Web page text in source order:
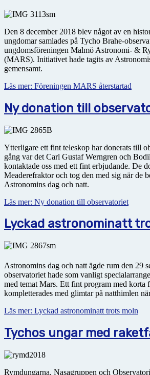
Den 8 december 2018 blev något av en
ungdomar samlades på Tycho Brahe-
ungdomsföreningen Malmö Astronomi- &
(MARS). Initiativet hade tagits av
gemensamt.
Läs mer: Föreningen MARS återstartad
Ny donation till
Ytterligare ett fint teleskop har donerats till
gång var det Carl Gustaf Werngren och
kontaktade oss med ett fint erbjudande. De
Meaderefraktor och tog den med sig när de
Astronomins dag och natt.
Läs mer: Ny donation till observatoriet
Lyckad astronominatt
Astronomins dag och natt ägde rum den 29
observatoriet hade som vanligt
med temat Mars. Ett fint program med korta
kompletterades med glimtar på natthimlen
Läs mer: Lyckad astronominatt trots moln
Tychos ungar med
Rymdungarna, Nasagruppen och